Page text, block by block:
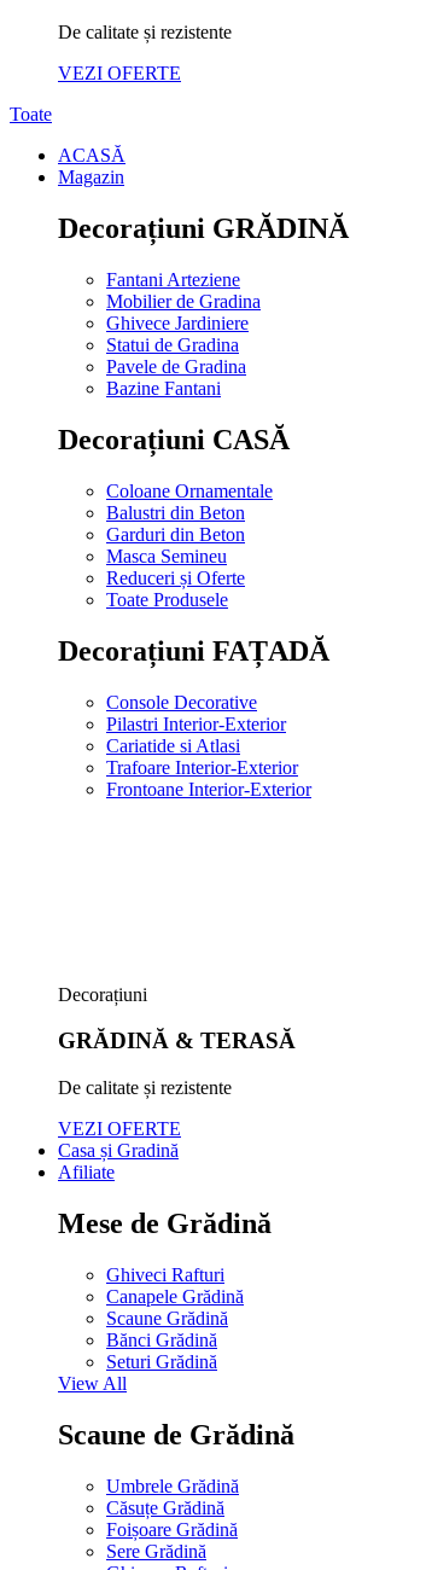
De calitate și rezistente
VEZI OFERTE
Toate
ACASĂ
Magazin
Decorațiuni GRĂDINĂ
Fantani Arteziene
Mobilier de Gradina
Ghivece Jardiniere
Statui de Gradina
Pavele de Gradina
Bazine Fantani
Decorațiuni CASĂ
Coloane Ornamentale
Balustri din Beton
Garduri din Beton
Masca Semineu
Reduceri și Oferte
Toate Produsele
Decorațiuni FAȚADĂ
Console Decorative
Pilastri Interior-Exterior
Cariatide si Atlasi
Trafoare Interior-Exterior
Frontoane Interior-Exterior
Decorațiuni
GRĂDINĂ & TERASĂ
De calitate și rezistente
VEZI OFERTE
Casa și Gradină
Afiliate
Mese de Grădină
Ghiveci Rafturi
Canapele Grădină
Scaune Grădină
Bănci Grădină
Seturi Grădină
View All
Scaune de Grădină
Umbrele Grădină
Căsuțe Grădină
Foișoare Grădină
Sere Grădină